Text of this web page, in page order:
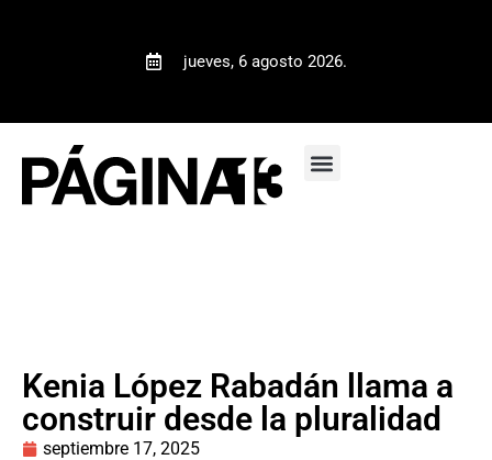
jueves, 6 agosto 2026.
Kenia López Rabadán llama a
construir desde la pluralidad
septiembre 17, 2025